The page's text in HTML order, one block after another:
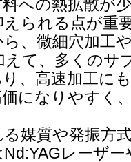
への熱拡散が
られる点が重
、微細穴加工
て、多くのサ
、高速加工に
になりやすく
媒質や発振方
レーザ